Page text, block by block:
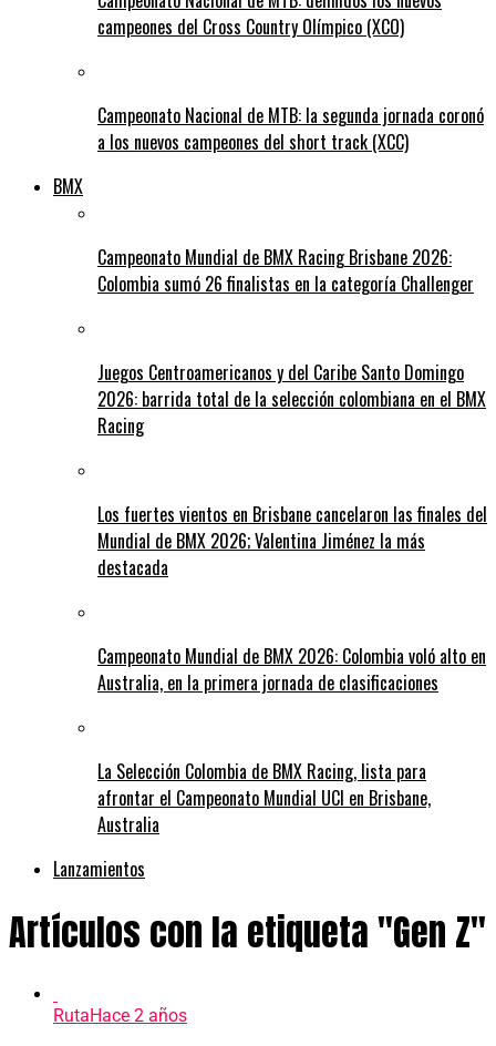
campeones del Cross Country Olímpico (XCO)
Campeonato Nacional de MTB: la segunda jornada coronó
a los nuevos campeones del short track (XCC)
BMX
Campeonato Mundial de BMX Racing Brisbane 2026:
Colombia sumó 26 finalistas en la categoría Challenger
Juegos Centroamericanos y del Caribe Santo Domingo
2026: barrida total de la selección colombiana en el BMX
Racing
Los fuertes vientos en Brisbane cancelaron las finales del
Mundial de BMX 2026; Valentina Jiménez la más
destacada
Campeonato Mundial de BMX 2026: Colombia voló alto en
Australia, en la primera jornada de clasificaciones
La Selección Colombia de BMX Racing, lista para
afrontar el Campeonato Mundial UCI en Brisbane,
Australia
Lanzamientos
Artículos con la etiqueta "Gen Z"
RutaHace 2 años